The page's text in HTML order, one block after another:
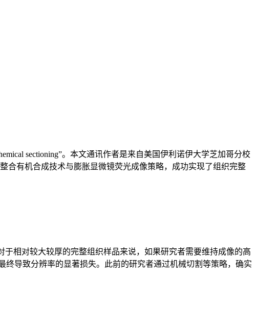
sectioning”。本文通讯作者是来自美国伊利诺伊大学芝加哥分校
合有机合成技术与膨胀显微镜荧光成像策略，成功实现了组织完整
于相对较大较厚的完整组织样品来说，如果研究者需要维持成像的高
导致分辨率的显著损失。此前的研究者通过机械切割等策略，确实